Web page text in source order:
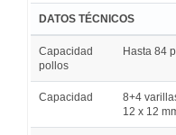
DATOS TÉCNICOS
Capacidad
pollos
Hasta 84
Capacidad
8+4
12 x 12